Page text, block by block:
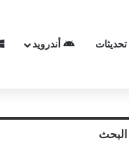
تحديثات أندرويد
البحث